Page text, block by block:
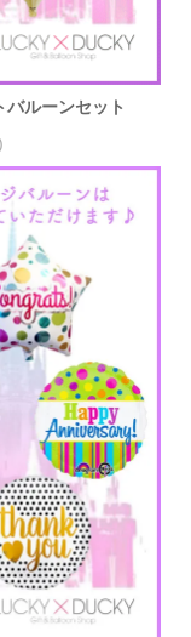
バルーンセット